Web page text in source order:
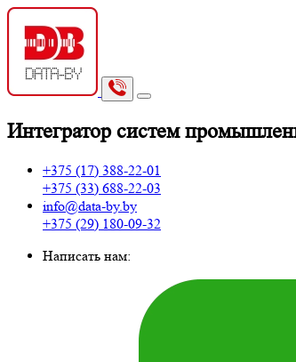
Интегратор систем
+375 (17) 388-22-01
+375 (33) 688-22-03
info@data-by.by
+375 (29) 180-09-32
Написать нам: